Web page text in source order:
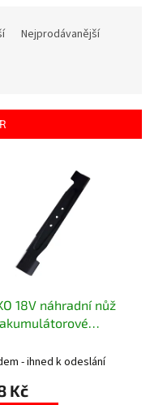
Nejprodávanější
18V náhradní nůž
- ihned k odeslání
Kč